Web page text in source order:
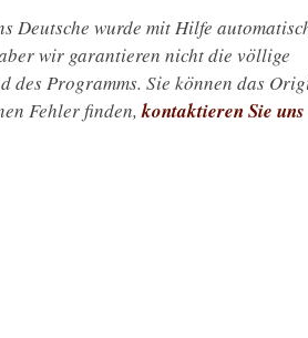
Deutsche wurde mit Hilfe
wir garantieren nicht die völlige
des Programms. Sie können das
Fehler finden,kontaktieren Sie uns